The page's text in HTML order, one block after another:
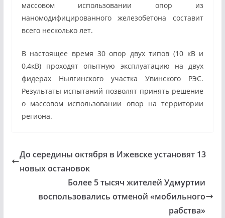
массовом использовании опор из
наномодифицированного железобетона составит
всего несколько лет.
В настоящее время 30 опор двух типов (10 кВ и
0,4кВ) проходят опытную эксплуатацию на двух
фидерах Нылгинского участка Увинского РЭС.
Результаты испытаний позволят принять решение
о массовом использовании опор на территории
региона.
До середины октября в Ижевске установят 13
новых остановок
Более 5 тысяч жителей Удмуртии
воспользовались отменой «мобильного
рабства»